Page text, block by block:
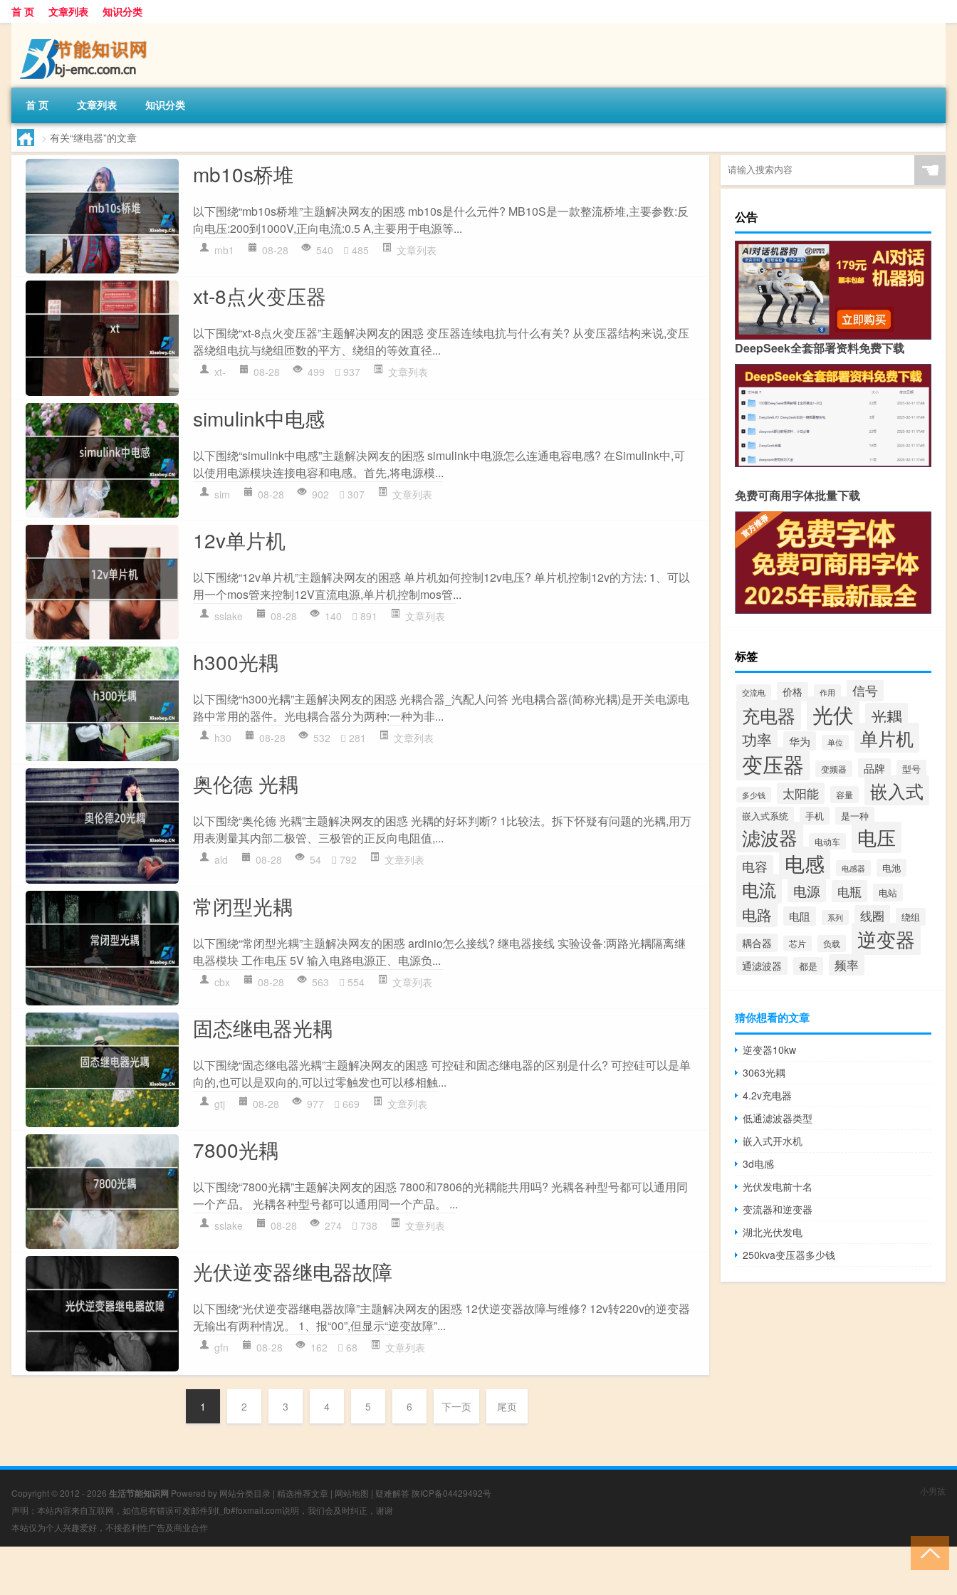
首 页 文章列表 知识分类
首 页 文章列表 知识分类
> 有关“继电器”的文章
mb10s桥堆
以下围绕“mb10s桥堆”主题解决网友的困惑 mb10s是什么元件? MB10S是一款整流桥堆,主要参数:反
向电压:200到1000V,正向电流:0.5 A,主要用于电源等...
mb1 08-28 540 485 文章列表
xt-8点火变压器
以下围绕“xt-8点火变压器”主题解决网友的困惑 变压器连续电抗与什么有关? 从变压器结构来说,变压
器绕组电抗与绕组匝数的平方、绕组的等效直径...
xt- 08-28 499 937 文章列表
simulink中电感
以下围绕“simulink中电感”主题解决网友的困惑 simulink中电源怎么连通电容电感? 在Simulink中,可
以使用电源模块连接电容和电感。首先,将电源模...
sim 08-28 902 307 文章列表
12v单片机
以下围绕“12v单片机”主题解决网友的困惑 单片机如何控制12v电压? 单片机控制12v的方法: 1、可以
用一个mos管来控制12V直流电源,单片机控制mos管...
sslake 08-28 140 891 文章列表
h300光耦
以下围绕“h300光耦”主题解决网友的困惑 光耦合器_汽配人问答 光电耦合器(简称光耦)是开关电源电
路中常用的器件。光电耦合器分为两种:一种为非...
h30 08-28 532 281 文章列表
奥伦德 光耦
以下围绕“奥伦德 光耦”主题解决网友的困惑 光耦的好坏判断? 1比较法。拆下怀疑有问题的光耦,用万
用表测量其内部二极管、三极管的正反向电阻值,...
ald 08-28 54 792 文章列表
常闭型光耦
以下围绕“常闭型光耦”主题解决网友的困惑 ardinio怎么接线? 继电器接线 实验设备:两路光耦隔离继
电器模块 工作电压 5V 输入电路电源正、电源负...
cbx 08-28 563 554 文章列表
固态继电器光耦
以下围绕“固态继电器光耦”主题解决网友的困惑 可控硅和固态继电器的区别是什么? 可控硅可以是单
向的,也可以是双向的,可以过零触发也可以移相触...
gtj 08-28 977 669 文章列表
7800光耦
以下围绕“7800光耦”主题解决网友的困惑 7800和7806的光耦能共用吗? 光耦各种型号都可以通用同
一个产品。 光耦各种型号都可以通用同一个产品。 ...
sslake 08-28 274 738 文章列表
光伏逆变器继电器故障
以下围绕“光伏逆变器继电器故障”主题解决网友的困惑 12伏逆变器故障与维修? 12v转220v的逆变器
无输出有两种情况。 1、报“00”,但显示“逆变故障”...
gfn 08-28 162 68 文章列表
1 2 3 4 5 6 下一页 尾页
☚
公告
DeepSeek全套部署资料免费下载
免费可商用字体批量下载
标签
交流电 价格 作用 信号
充电器 光伏
光耦
功率
华为 单位 单片机
变压器 变频器 品牌 型号
多少钱 太阳能 容量 嵌入式
嵌入式系统 手机 是一种
滤波器 电动车 电压
电容 电感 电感器 电池
电流 电源 电瓶 电站
电路 电阻 系列 线圈 绕组
耦合器 芯片 负载 逆变器
通滤波器 都是 频率
猜你想看的文章
逆变器10kw
3063光耦
4.2v充电器
低通滤波器类型
嵌入式开水机
3d电感
光伏发电前十名
变流器和逆变器
湖北光伏发电
250kva变压器多少钱
Copyright © 2012 - 2026 生活节能知识网 Powered by 网站分类目录 | 精选推荐文章 | 网站地图 | 疑难解答 陕ICP备04429492号
声明：本站内容来自互联网，如信息有错误可发邮件到f_fb#foxmail.com说明，我们会及时纠正，谢谢
本站仅为个人兴趣爱好，不接盈利性广告及商业合作
小男孩